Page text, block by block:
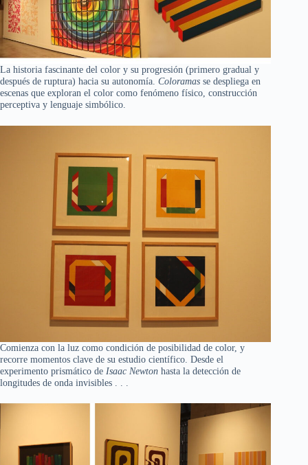
La historia fascinante del color y su progresión (primero gradual y
después de ruptura) hacia su autonomía. Coloramas se despliega en
escenas que exploran el color como fenómeno físico, construcción
perceptiva y lenguaje simbólico.
Comienza con la luz como condición de posibilidad de color, y
recorre momentos clave de su estudio científico. Desde el
experimento prismático de Isaac Newton hasta la detección de
longitudes de onda invisibles . . .